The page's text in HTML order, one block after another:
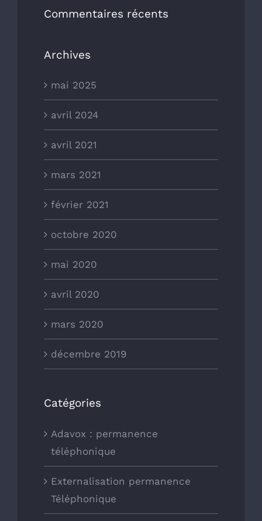
Commentaires récents
Archives
mai 2025
avril 2024
avril 2021
mars 2021
février 2021
octobre 2020
mai 2020
avril 2020
mars 2020
décembre 2019
Catégories
Adavox : permanence
téléphonique
Externalisation permanence
Téléphonique